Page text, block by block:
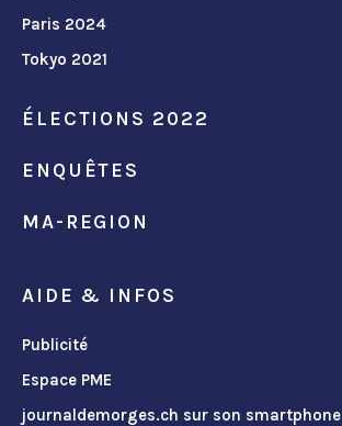
Paris 2024
Tokyo 2021
ÉLECTIONS 2022
ENQUÊTES
MA-REGION
AIDE & INFOS
Publicité
Espace PME
journaldemorges.ch sur son smartphone